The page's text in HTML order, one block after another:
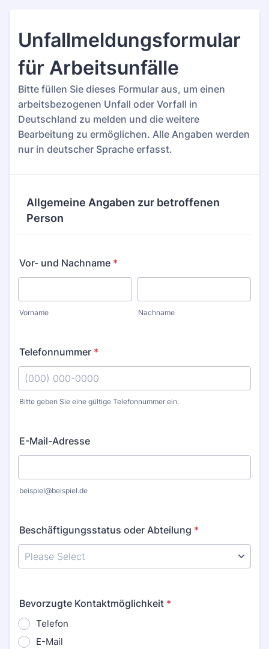
Unfallmeldungsformular
für Arbeitsunfälle
Bitte füllen Sie dieses Formular aus, um einen
arbeitsbezogenen Unfall oder Vorfall in
Deutschland zu melden und die weitere
Bearbeitung zu ermöglichen. Alle Angaben werden
nur in deutscher Sprache erfasst.
Allgemeine Angaben zur betroffenen
Person
Vor- und Nachname *
Vorname Nachname
Telefonnummer *
Bitte geben Sie eine gültige Telefonnummer ein.
E-Mail-Adresse
beispiel@beispiel.de
Beschäftigungsstatus oder Abteilung *
Bevorzugte Kontaktmöglichkeit *
Telefon
E-Mail